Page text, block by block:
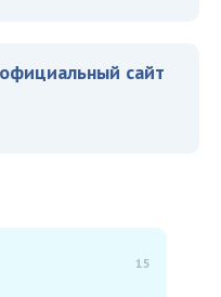
сайт
15